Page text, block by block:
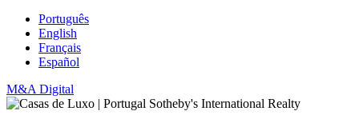
Português
English
Français
Español
M&A Digital